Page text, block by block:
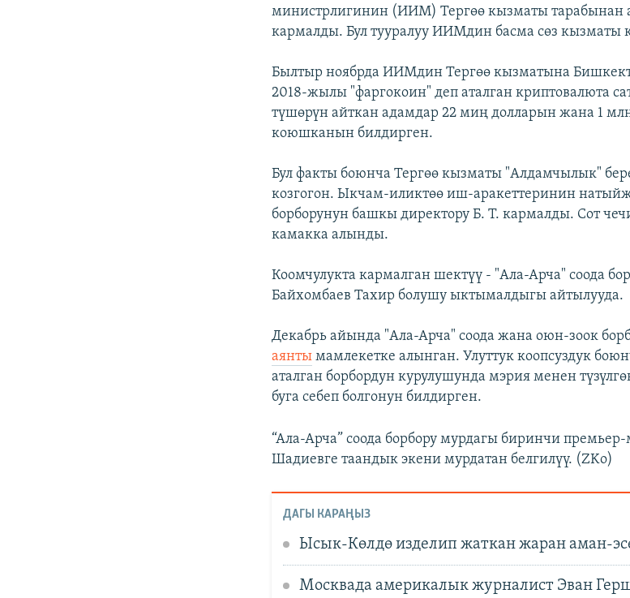
министрлигинин (ИИМ) Тергөө кызматы тарабынан
кармалды. Бул тууралуу ИИМдин басма сөз кызматы
Былтыр ноябрда ИИМдин Тергөө кызматына
2018-жылы "фаргокоин" деп аталган криптовалюта
түшөрүн айткан адамдар 22 миң долларын жана 1
коюшканын билдирген.
Бул факты боюнча Тергөө кызматы "Алдамчылык"
козгогон. Ыкчам-иликтөө иш-аракеттеринин
борборунун башкы директору Б. Т. кармалды. Сот
камакка алынды.
Коомчулукта кармалган шектүү - "Ала-Арча" соода
Байхомбаев Тахир болушу ыктымалдыгы айтылууда.
Декабрь айында "Ала-Арча" соода жана оюн-зоок
аянты мамлекетке алынган. Улуттук коопсуздук
аталган борбордун курулушунда мэрия менен
буга себеп болгонун билдирген.
“Ала-Арча” соода борбору мурдагы биринчи
Шадиевге таандык экени мурдатан белгилүү. (ZKo)
ДАГЫ КАРАҢЫЗ
Ысык-Көлдө изделип жаткан жаран аман-
Москвада америкалык журналист Эван